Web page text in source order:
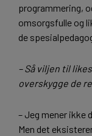
programmering,
omsorgsfulle og
de
– Så viljen til
overskygge de
– Jeg mener ikke
Men det